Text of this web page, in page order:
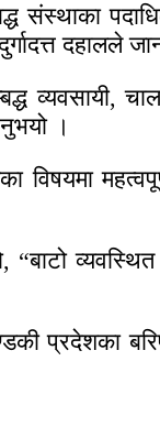
संस्थाका
दहालले
व्यवसायी,
।
विषयमा
“बाटो
प्रदेशका